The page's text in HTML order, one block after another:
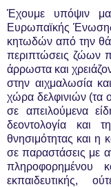
Έχουμε υπόψιν
Ευρωπαϊκής
κητωδών από την
περιπτώσεις ζώων
άρρωστα και
στην αιχμαλωσία
χώρα δελφινιών (τα
σε απειλούμενα
δεοντολογία και
θνησιμότητας και η
σε παραστάσεις με
πληροφορημένου
εκπαιδευτικής,